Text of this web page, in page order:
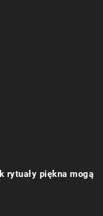
rytuały piękna mogą